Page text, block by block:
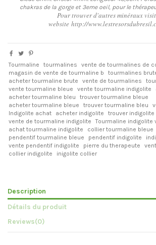
chakras de la gorge et 3eme oeil, pour le
Pour trouver d'autres minéraux
website http://
Tourmaline tourmalines
vente de tourmalines de
magasin de vente de tourmaline b
tourmalines
acheter tourmaline brute
vente de tourmalines
vente tourmaline bleue
vente tourmaline indigolite
acheter tourmaline bleu
trouver tourmaline bleue
acheter tourmaline bleue
trouver tourmaline bleu
Indigolite achat
acheter indigolite
trouver indigolite
vente de tourmaline indigolite
Tourmaline indigolite
achat tourmaline indigolite
collier tourmaline bleue
pendentif tourmaline bleue
pendentif indigolite
vente pendentif indigolite
pierre du therapeute
collier indigolite
inigolite collier
Description
Détails du produit
Reviews(0)